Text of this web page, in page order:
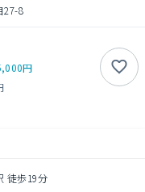
27-8
円
徒歩19分